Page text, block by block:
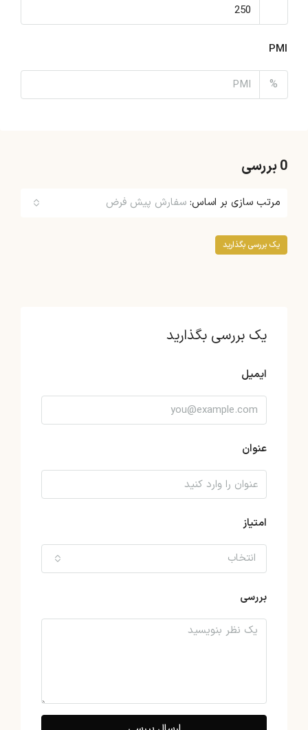
PMI
%
0 بررسی
مرتب سازی بر اساس: سفارش پیش فرض
یک بررسی بگذارید
یک بررسی بگذارید
ایمیل
عنوان
امتیاز
انتخاب
بررسی